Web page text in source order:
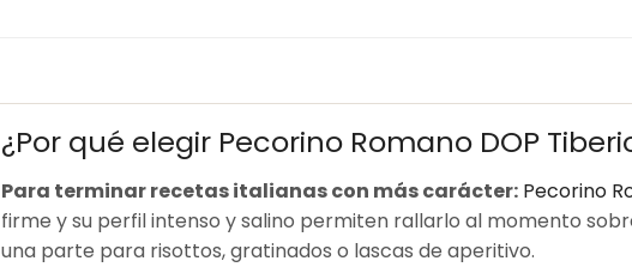
¿Por qué elegir Pecorino Romano DOP
Para terminar recetas italianas con más carácter: Pecorino
firme y su perfil intenso y salino permiten rallarlo al momento
una parte para risottos, gratinados o lascas de aperitivo.